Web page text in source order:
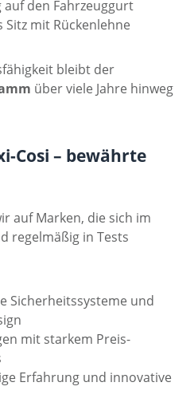
auf den Fahrzeuggurt
Sitz mit Rückenlehne
bleibt der
über viele Jahre hinweg
Cosi – bewährte
auf Marken, die sich im
regelmäßig in Tests
Sicherheitssysteme und
mit starkem Preis-
Erfahrung und innovative